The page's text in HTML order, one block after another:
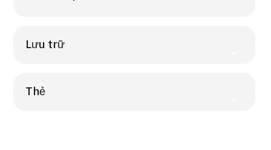
Tin tức
Lưu trữ
Thẻ